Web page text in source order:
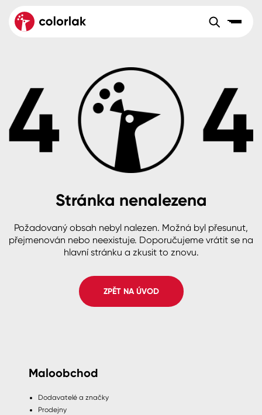
Velkoobchod Sortiment
Aktuality
Reference
O společnosti
B2B +420 800 145 555Po – Pá: 8:00–15:00
Česko
Slovensko Polsko Worldwide
Dřevo
Beton, asfalt, minerální podklady
Plast, sklo, keramika
Stěny
Fasády
Spreje
Colorlak Dekor
Colorlak Profi
Colorlak Pta
Stránka nenalezena
Požadovaný obsah nebyl nalezen. Možná byl přesunut,
přejmenován nebo neexistuje. Doporučujeme vrátit se na
hlavní stránku a zkusit to znovu.
ZPĚT NA ÚVOD
Maloobchod
Dodavatelé a značky
Prodejny